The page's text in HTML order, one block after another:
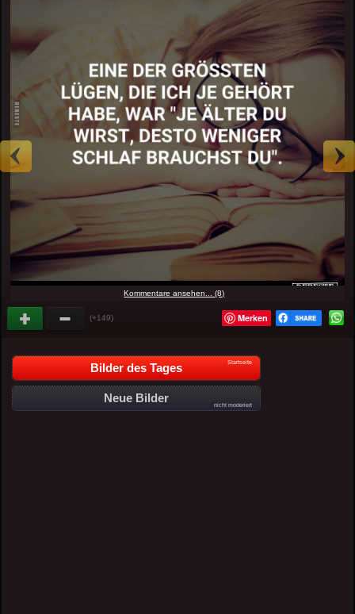
Kommentare ansehen... (8)
(+149) Merken
Bilder des Tages Startseite
Neue Bilder
nicht moderiert